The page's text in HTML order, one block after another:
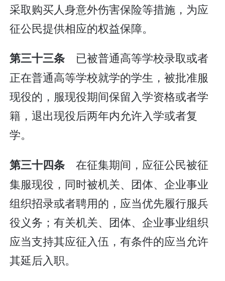
采取购买人身意外伤害保险等措施，为应
征公民提供相应的权益保障。
第三十三条 已被普通高等学校录取或者
正在普通高等学校就学的学生，被批准服
现役的，服现役期间保留入学资格或者学
籍，退出现役后两年内允许入学或者复
学。
第三十四条 在征集期间，应征公民被征
集服现役，同时被机关、团体、企业事业
组织招录或者聘用的，应当优先履行服兵
役义务；有关机关、团体、企业事业组织
应当支持其应征入伍，有条件的应当允许
其延后入职。